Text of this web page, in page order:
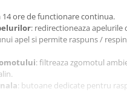
14 ore de functionare continua.
: redirectioneaza apelurile
apel si permite raspuns /
: filtreaza zgomotul
: butoane dedicate pentru